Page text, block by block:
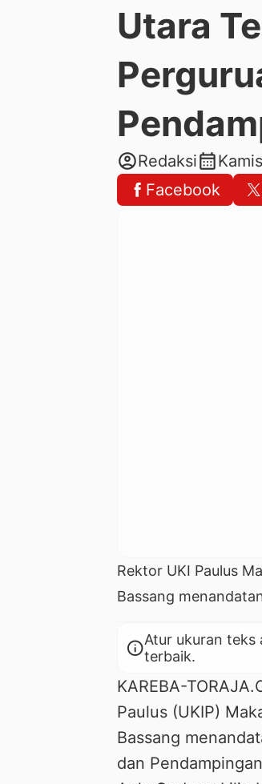
Utara
account_circleRedaksicalendar_month
Facebook
Rektor UKI Paulus
Bassang
infoAtur ukuran teks
terbaik.
KAREBA-
Paulus (UKIP)
Bassang
dan